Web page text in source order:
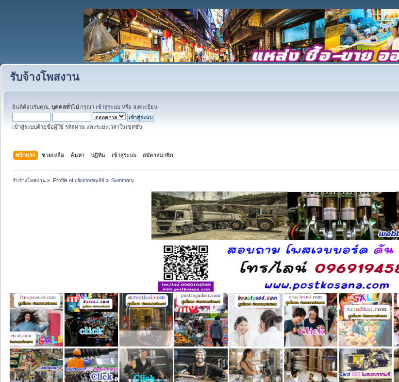
รับจ้างโพสงาน
ยินดีต้อนรับคุณ, บุคคลทั่วไป กรุณา เข้าสู่ระบบ หรือ ลงทะเบียน
เข้าสู่ระบบด้วยชื่อผู้ใช้ รหัสผ่าน และระยะเวลาในเซสชั่น
หน้าแรก ช่วยเหลือ ค้นหา ปฏิทิน เข้าสู่ระบบ สมัครสมาชิก
รับจ้างโพสงาน » Profile of clicktoday99» Summary